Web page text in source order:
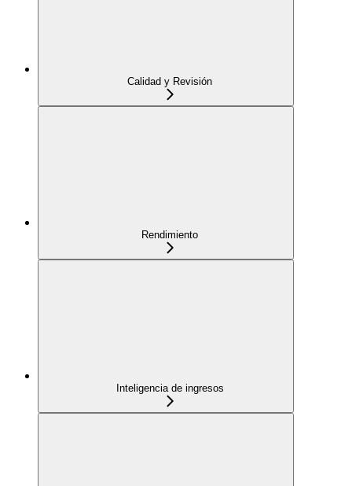
Calidad y Revisión
Rendimiento
Inteligencia de ingresos